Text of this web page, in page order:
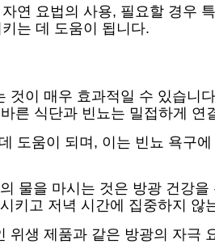
연 요법의 사용, 필요할 경우
는 데 도움이 됩니다.
이 매우 효과적일 수 있습니
른 식단과 빈뇨는 밀접하게
도움이 되며, 이는 빈뇨 욕구
물을 마시는 것은 방광 건강
키고 저녁 시간에 집중하지 않
생 제품과 같은 방광의 자극